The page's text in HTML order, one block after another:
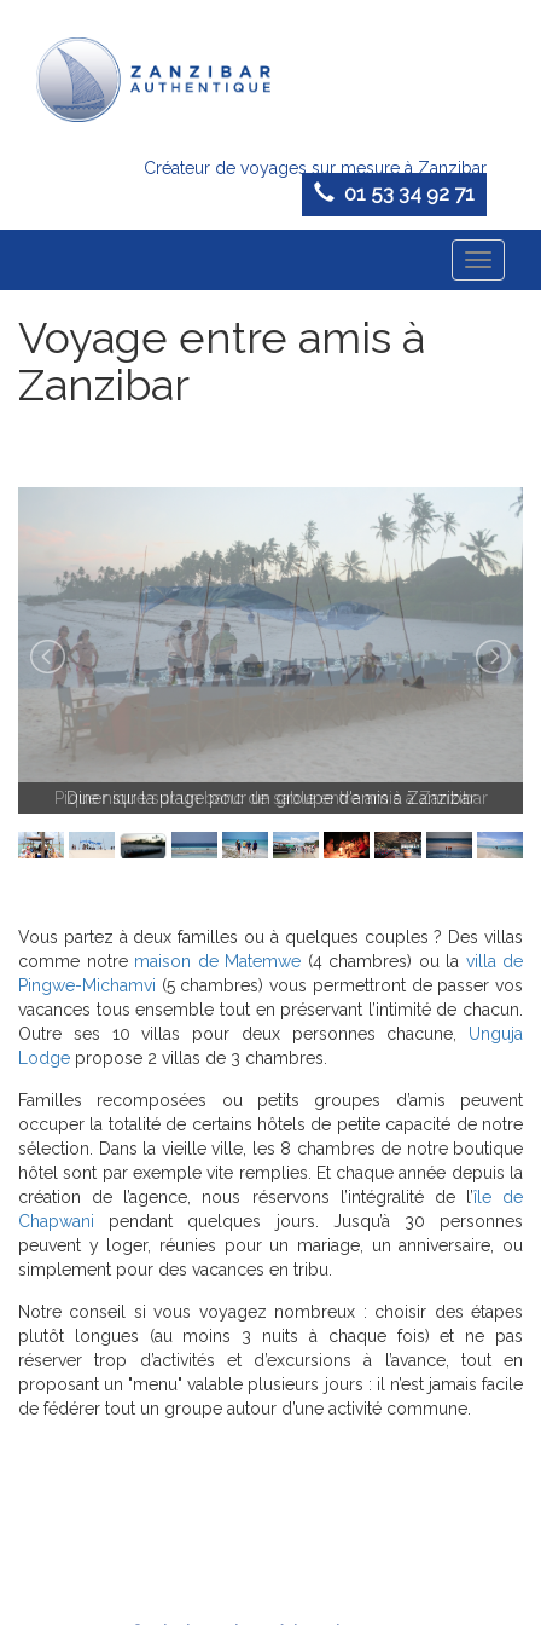
Créateur de voyages sur mesure à Zanzibar
01 53 34 92 71
Toggle
Voyage entre amis à
Zanzibar
Pique nique sur un banc de sable entre amis à Zanzibar
Diner sur la plage pour un groupe d'amis à Zanzibar
Vous partez à deux familles ou à quelques couples ? Des villas
comme notre maison de Matemwe (4 chambres) ou la villa de
Pingwe-Michamvi (5 chambres) vous permettront de passer vos
vacances tous ensemble tout en préservant l’intimité de chacun.
Outre ses 10 villas pour deux personnes chacune, Unguja
Lodge propose 2 villas de 3 chambres.
Familles recomposées ou petits groupes d’amis peuvent
occuper la totalité de certains hôtels de petite capacité de notre
sélection. Dans la vieille ville, les 8 chambres de notre boutique
hôtel sont par exemple vite remplies. Et chaque année depuis la
création de l’agence, nous réservons l’intégralité de l’île de
Chapwani pendant quelques jours. Jusqu’à 30 personnes
peuvent y loger, réunies pour un mariage, un anniversaire, ou
simplement pour des vacances en tribu.
Notre conseil si vous voyagez nombreux : choisir des étapes
plutôt longues (au moins 3 nuits à chaque fois) et ne pas
réserver trop d’activités et d’excursions à l’avance, tout en
proposant un "menu" valable plusieurs jours : il n’est jamais facile
de fédérer tout un groupe autour d’une activité commune.